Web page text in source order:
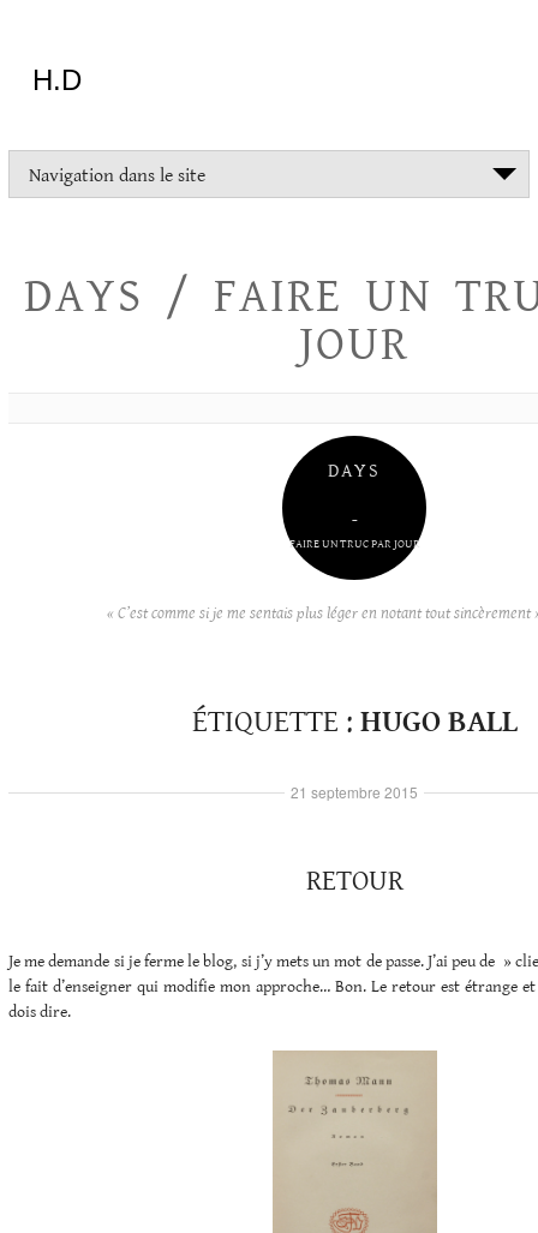
H.D
tout
essayer
Navigation dans le site
DAYS / FAIRE UN
JOUR
DAYS
–
FAIRE UN TRUC PAR JOUR
« C’est comme si je me sentais plus léger en notant tout sincèrement
ÉTIQUETTE : HUGO BALL
RETOUR
Je me demande si je ferme le blog, si j’y mets un mot de passe. J’ai peu de »
le fait d’enseigner qui modifie mon approche… Bon. Le retour est étrange
dois dire.
21 septembre 2015